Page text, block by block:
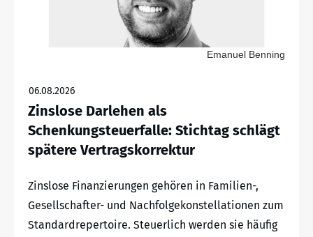
Emanuel Benning
06.08.2026
Zinslose Darlehen als
Schenkungsteuerfalle: Stichtag schlägt
spätere Vertragskorrektur
Zinslose Finanzierungen gehören in Familien-,
Gesellschafter- und Nachfolgekonstellationen zum
Standardrepertoire. Steuerlich werden sie häufig